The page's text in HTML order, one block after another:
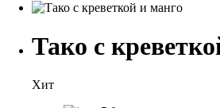
Тако с
Хит